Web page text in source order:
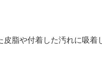
脂や付着した汚れに吸着